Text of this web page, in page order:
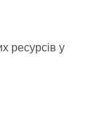
ресурсів у